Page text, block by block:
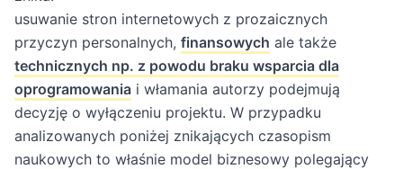
usuwanie stron internetowych z prozaicznych
przyczyn personalnych, finansowych ale także
technicznych np. z powodu braku wsparcia dla
oprogramowania i włamania autorzy podejmują
decyzję o wyłączeniu projektu. W przypadku
analizowanych poniżej znikających czasopism
naukowych to właśnie model biznesowy polegający